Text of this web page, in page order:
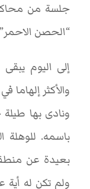
جلسة من
“الحصن الاحمر” في
إلى اليوم
والأكثر إلهاما
ونادى بها
باسمه. للوهلة
بعيدة عن
ولم تكن له أية